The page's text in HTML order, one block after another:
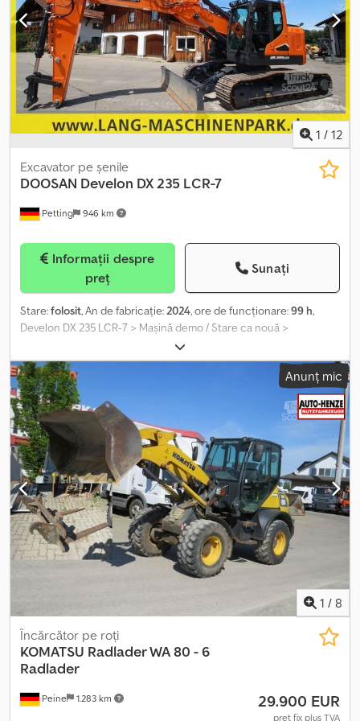
acestui vehicul sunt străine; în cazul vânzării în Italia, procedurile
de naționalizare și înmatriculare vor reveni în sarcina
cumpărătorului. Vehiculul este disponibil la prețul Cumpără Acum
sau se poate trimite o ofertă și începe negocierea. Dcsdex
Nyikjpfx Anzsk
1 / 12
Petting 946 km
Excavator pe şenile
DOOSAN Develon DX 235 LCR-7
preț
Sunați
Stare:folosit, An de fabricație:2024, ore de funcționare:99 h,
Develon DX 235 LCR-7 > Mașină demo / Stare ca nouă >
Producător: DEVELON > Tip: Excavator pe șenile cu coadă scurtă
Dodpfxot Hnpks Anzock > Model: DX 235 LCR-7 > Greutate
operațională > Motor diesel Develon, 6 cilindri, răcit cu apă, 141 kW
/ 192 CP > Plăci de șenile cu 3 benzi, lățime 600 mm > Lamă de
nivelare > Braț variabil > Iluminare completă LED > Girofar LED >
Aer condiționat AC > Hidraulică pentru picon și foarfecă > Radio
cu difuzor > Scaun șofer cu suspensie pneumatică, încălzit și
ventilat > Cameră laterală și spate pentru mers înapoi > Pompă de
alimentare cu combustibil Transport? Nicio problemă! Cuplor
rapid și set cupe disponibile la cerere!
Anunț mic
1 / 8
Peine 1.283 km
Încărcător pe roți
KOMATSU Radlader WA 80 - 6
Radlader
29.900 EUR
preț fix plus TVA